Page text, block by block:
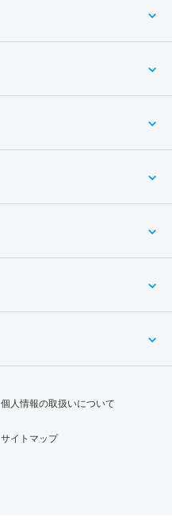
個人情報の取扱いについて
サイトマップ